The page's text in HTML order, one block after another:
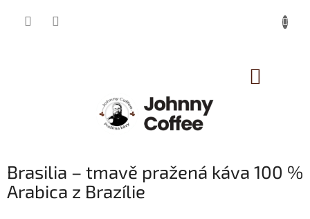
Brasilia – tmavě pražená káva 100 %
Arabica z Brazílie